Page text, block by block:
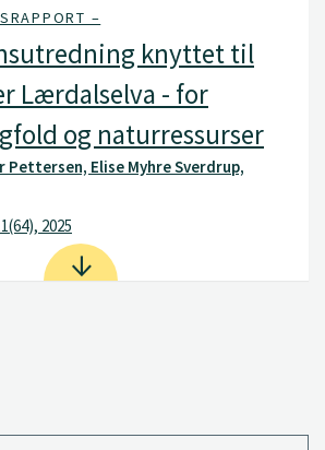
–
knyttet til
Lærdalselva - for
og naturressurser
Pettersen, Elise Myhre Sverdrup,
2025